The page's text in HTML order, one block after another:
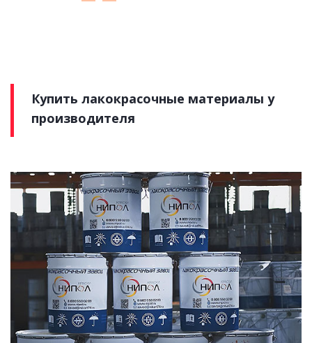
Купить лакокрасочные материалы у
производителя